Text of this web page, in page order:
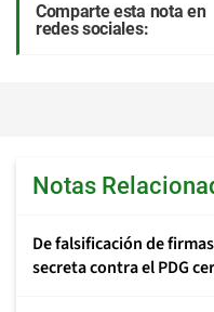
Comparte esta nota en
redes sociales:
Notas
De falsificación de
secreta contra el PDG